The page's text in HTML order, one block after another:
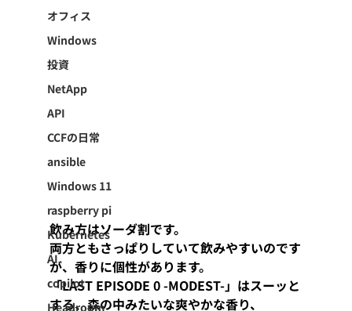
オフィス
Windows
投資
NetApp
API
CCFの日常
ansible
Windows 11
raspberry pi
Kubernetes
AI
copilot
Headroom
飲み方はソーダ割です。
両方ともさっぱりしていて飲みやすいのです
が、香りに個性があります。
「LAST EPISODE 0 -MODEST-」はスーッと
する、森の中みたいな爽やかな香り、